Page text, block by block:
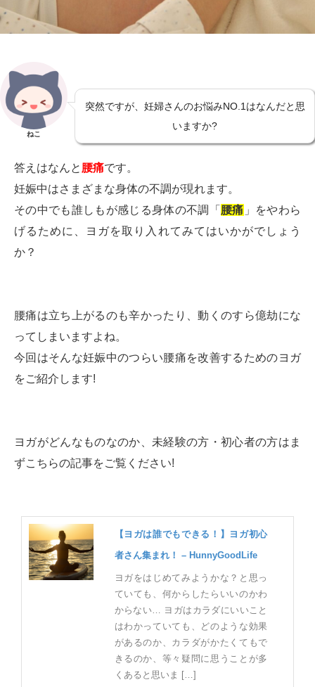
ねこ
突然ですが、妊婦さんのお悩みNO.1はなんだと思
いますか?
答えはなんと 腰痛です。
妊娠中はさまざまな身体の不調が現れます。
その中でも誰しもが感じる身体の不調「 腰痛 」をやわら
げるために、ヨガを取り入れてみてはいかがでしょう
か？
腰痛は立ち上がるのも辛かったり、動くのすら億劫にな
ってしまいますよね。
今回はそんな妊娠中のつらい腰痛を改善するためのヨガ
をご紹介します!
ヨガがどんなものなのか、未経験の方・初心者の方はま
ずこちらの記事をご覧ください!
【ヨガは誰でもできる！】ヨガ初心
者さん集まれ！ – HunnyGoodLife
ヨガをはじめてみようかな？と思っ
ていても、何からしたらいいのかわ
からない… ヨガはカラダにいいこと
はわかっていても、どのような効果
があるのか、カラダがかたくてもで
きるのか、等々疑問に思うことが多
くあると思いま […]